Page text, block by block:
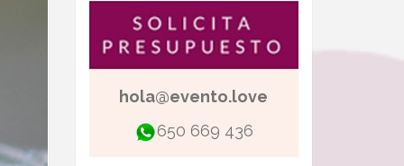
hola@evento.love
650 669 436